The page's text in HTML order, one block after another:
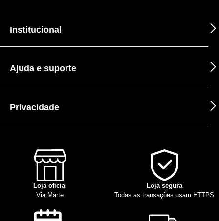
Institucional
Ajuda e suporte
Privacidade
Loja oficial
Via Marte
Loja segura
Todas as transações usam HTTPS